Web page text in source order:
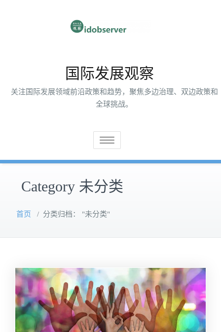
国际发展观察
关注国际发展领域前沿政策和趋势，聚焦多边治理、双边政策和
全球挑战。
切
航
Category 未分类
首页 / 分类归档： "未分类"